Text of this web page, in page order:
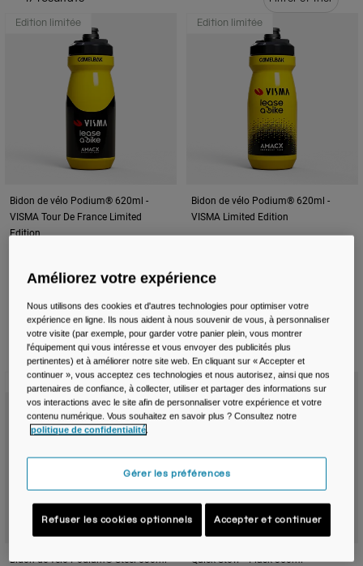
Mugs et Gobelets
Ceintures et sacoches
Sacoches Vélo
Réservoirs
Tout Voir
Edition limitée
Bidon de vélo Podium® 620ml -
VISMA Tour De France Limited
Edition
Edition limitée
Bidon de vélo Podium® 620ml -
VISMA Limited Edition
Nouvelle couleur
Bidon de vélo Podium® Steel 530ml
Meilleure vente
Quick Stow™ Flask 350ml
Améliorez votre expérience
Nous utilisons des cookies et d'autres technologies pour optimiser votre
expérience en ligne. Ils nous aident à nous souvenir de vous, à personnaliser
votre visite (par exemple, pour garder votre panier plein, vous montrer
l'équipement qui vous intéresse et vous envoyer des publicités plus
pertinentes) et à améliorer notre site web. En cliquant sur « Accepter et
continuer », vous acceptez ces technologies et nous autorisez, ainsi que nos
partenaires de confiance, à collecter, utiliser et partager des informations sur
vos interactions avec le site afin de personnaliser votre expérience et votre
contenu numérique. Vous souhaitez en savoir plus ? Consultez notre
politique de confidentialité.
Gérer les préférences
Refuser les cookies optionnels Accepter et continuer